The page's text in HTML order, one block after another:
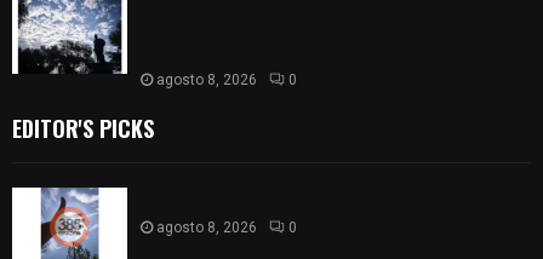
agosto 8, 2026 0
EDITOR'S PICKS
agosto 8, 2026 0